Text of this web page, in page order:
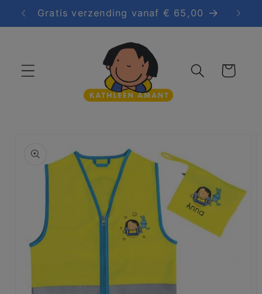
naar de
content
Gratis verzending vanaf € 65,00
Winkelwagen